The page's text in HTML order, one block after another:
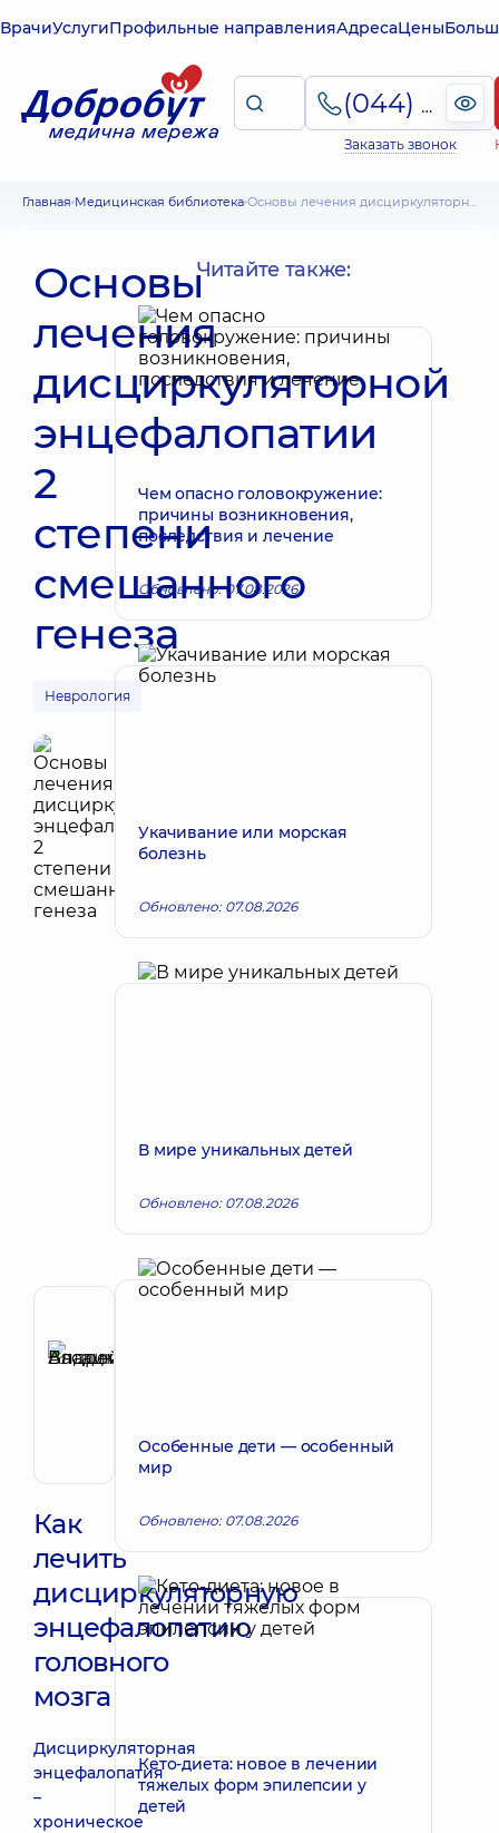
ВрачиУслугиПрофильные направленияАдресаЦены
(044) 495-2-888
Заказать звонок
Главная Медицинская библиотека Основы лечения дисциркуляторной энцефалопатии 2 степени смешанного генеза
Основы
лечения
дисциркуляторной
энцефалопатии
2
степени
смешанного
генеза
Неврология
эндоваскулярный
Как
лечить
дисциркуляторную
энцефалопатию
головного
мозга
Дисциркуляторная
энцефалопатия
–
хроническое
Читайте также:
Чем опасно головокружение:
причины возникновения,
последствия и лечение
Обновлено: 07.08.2026
Укачивание или морская
болезнь
Обновлено: 07.08.2026
В мире уникальных детей
Обновлено: 07.08.2026
Особенные дети — особенный
мир
Обновлено: 07.08.2026
Кето-диета: новое в лечении
тяжелых форм эпилепсии у
детей